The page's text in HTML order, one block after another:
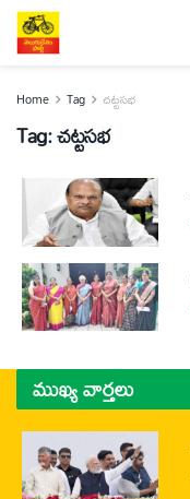
Home Tag చట్టసభ
Tag:చట్టసభ
ముఖ్య వార్తలు